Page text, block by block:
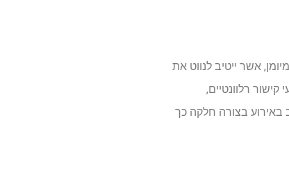
אשר ייטיב לנווט את
רלוונטיים,
באירוע בצורה חלקה כך